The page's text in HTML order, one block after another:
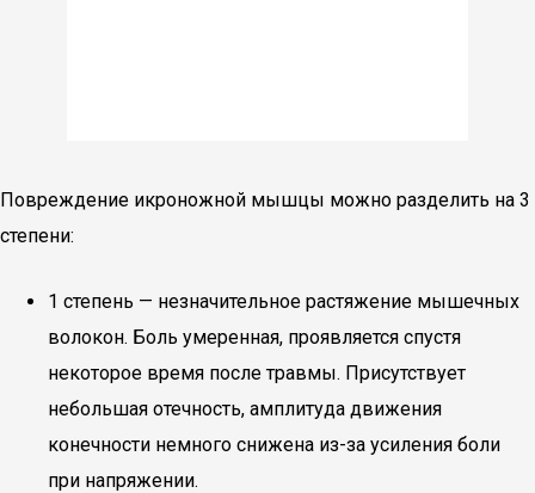
Повреждение икроножной мышцы можно разделить на 3
степени:
1 степень — незначительное растяжение мышечных
волокон. Боль умеренная, проявляется спустя
некоторое время после травмы. Присутствует
небольшая отечность, амплитуда движения
конечности немного снижена из-за усиления боли
при напряжении.